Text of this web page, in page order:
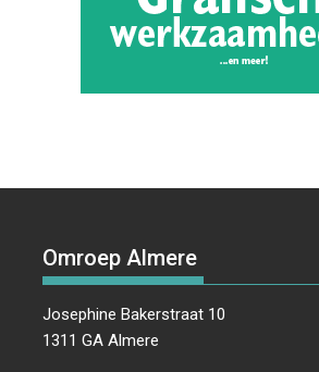
Omroep Almere
Josephine Bakerstraat 10
1311 GA Almere